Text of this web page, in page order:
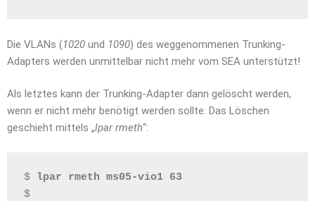
Die VLANs (1020 und 1090) des weggenommenen Trunking-
Adapters werden unmittelbar nicht mehr vom SEA unterstützt!
Als letztes kann der Trunking-Adapter dann gelöscht werden,
wenn er nicht mehr benötigt werden sollte. Das Löschen
geschieht mittels „lpar rmeth“:
$
lpar rmeth ms05-vio1 63
$